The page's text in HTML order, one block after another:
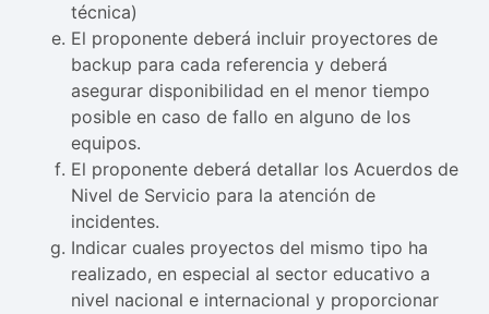
técnica)
El proponente deberá incluir proyectores de
backup para cada referencia y deberá
asegurar disponibilidad en el menor tiempo
posible en caso de fallo en alguno de los
equipos.
El proponente deberá detallar los Acuerdos de
Nivel de Servicio para la atención de
incidentes.
Indicar cuales proyectos del mismo tipo ha
realizado, en especial al sector educativo a
nivel nacional e internacional y proporcionar